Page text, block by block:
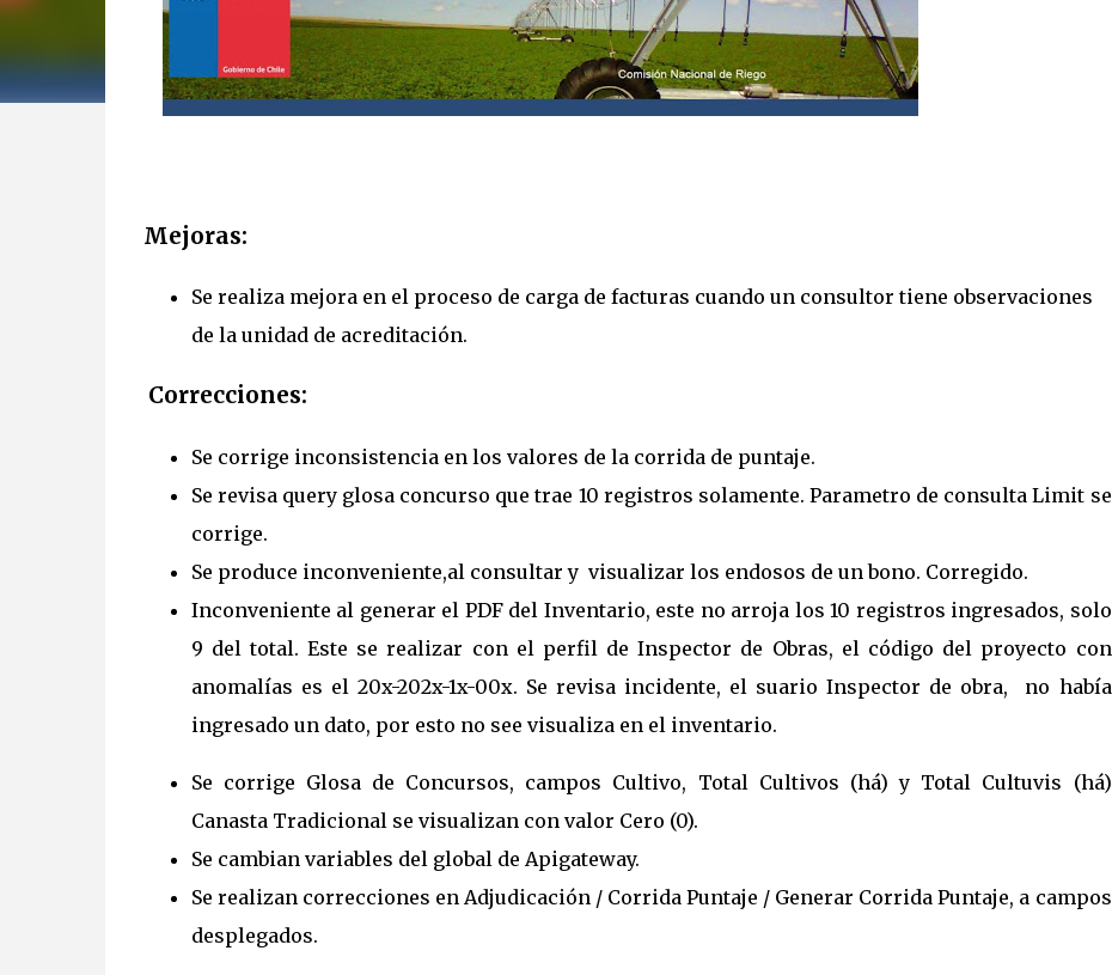
Mejoras:
Se realiza mejora en el proceso de carga de facturas cuando un consultor tiene observaciones
de la unidad de acreditación.
Correcciones:
Se corrige inconsistencia en los valores de la corrida de puntaje.
Se revisa query glosa concurso que trae 10 registros solamente. Parametro de consulta Limit se
corrige.
Se produce inconveniente,al consultar y visualizar los endosos de un bono. Corregido.
Inconveniente al generar el PDF del Inventario, este no arroja los 10 registros ingresados, solo
9 del total. Este se realizar con el perfil de Inspector de Obras, el código del proyecto con
anomalías es el 20x-202x-1x-00x. Se revisa incidente, el suario Inspector de obra, no había
ingresado un dato, por esto no see visualiza en el inventario.
Se corrige Glosa de Concursos, campos Cultivo, Total Cultivos (há) y Total Cultuvis (há)
Canasta Tradicional se visualizan con valor Cero (0).
Se cambian variables del global de Apigateway.
Se realizan correcciones en Adjudicación / Corrida Puntaje / Generar Corrida Puntaje, a campos
desplegados.